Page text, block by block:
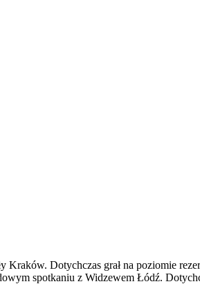
Dotychczas grał na poziomie
spotkaniu z Widzewem Łódź.